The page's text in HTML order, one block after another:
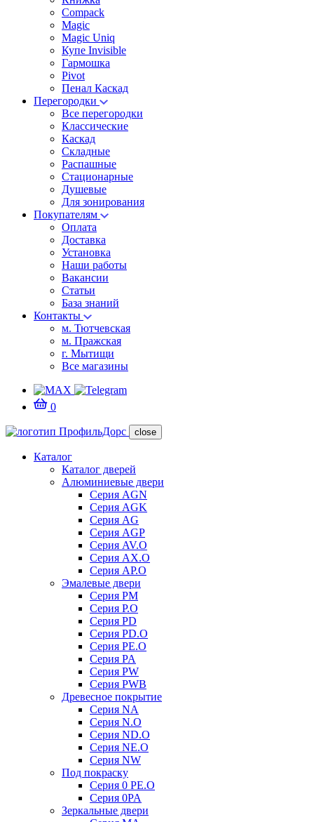
Compack
Magic
Magic Uniq
Купе Invisible
Гармошка
Pivot
Пенал Каскад
Перегородки
Все перегородки
Классические
Каскад
Складные
Распашные
Стационарные
Душевые
Для зонирования
Покупателям
Оплата
Доставка
Установка
Наши работы
Вакансии
Статьи
База знаний
Контакты
м. Тютчевская
м. Пражская
г. Мытищи
Все магазины
0
close
Каталог
Каталог дверей
Алюминиевые двери
Серия AGN
Серия AGK
Серия AG
Серия AGP
Серия AV.O
Серия AX.O
Серия AP.O
Эмалевые двери
Серия PM
Серия P.O
Серия PD
Серия PD.O
Серия PE.O
Серия PA
Серия PW
Серия PWB
Древесное покрытие
Серия NA
Серия N.O
Серия ND.O
Серия NE.O
Серия NW
Под покраску
Серия 0 PE.O
Серия 0PA
Зеркальные двери